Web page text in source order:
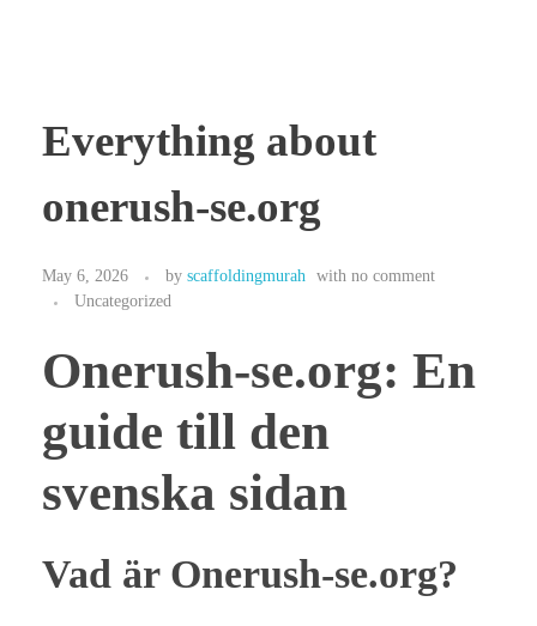
Everything about
onerush-se.org
May 6, 2026 by scaffoldingmurah with no comment
Uncategorized
Onerush-se.org: En
guide till den
svenska sidan
Vad är Onerush-se.org?